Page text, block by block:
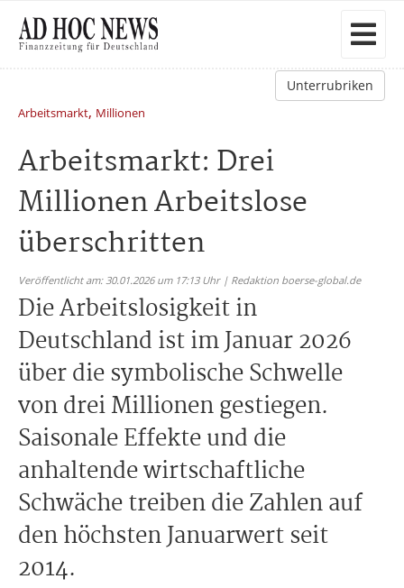
Unterrubriken
Arbeitsmarkt, Millionen
Arbeitsmarkt: Drei
Millionen Arbeitslose
überschritten
Veröffentlicht am: 30.01.2026 um 17:13 Uhr | Redaktion boerse-global.de
Die Arbeitslosigkeit in
Deutschland ist im Januar 2026
über die symbolische Schwelle
von drei Millionen gestiegen.
Saisonale Effekte und die
anhaltende wirtschaftliche
Schwäche treiben die Zahlen auf
den höchsten Januarwert seit
2014.